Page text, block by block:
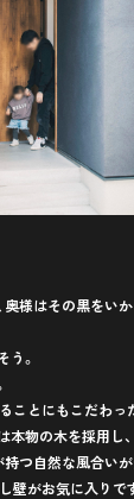
奥様はその黒をい
う。
ことにもこだわっ
物の木を採用し、
つ自然な風合い
壁がお気に入りで